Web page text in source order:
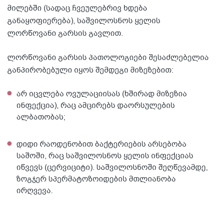
მილებში (სადაც ჩვეულებრივ ხდება
განაყოფიერება), საშვილოსნოს ყელის
ლორწოვანი გარსის გავლით.
ლორწოვანი გარსის პათოლოგიები შესაძლებელია
განპირობებული იყოს შემდეგი მიზეზებით:
არ იცვლება ოვულაციისას (ხშირად მიზეზია
ინფექცია), რაც ამცირებს დაორსულების
ალბათობას;
დიდი რაოდენობით ბაქტერიების არსებობა
საშოში, რაც საშვილოსნოს ყელის ინფექციას
იწვევს (ცერვიციტი). საშვილოსნოში შეღწევამდე,
ზოგჯერ სპერმატოზოიდების მთლიანობა
ირღვევა.